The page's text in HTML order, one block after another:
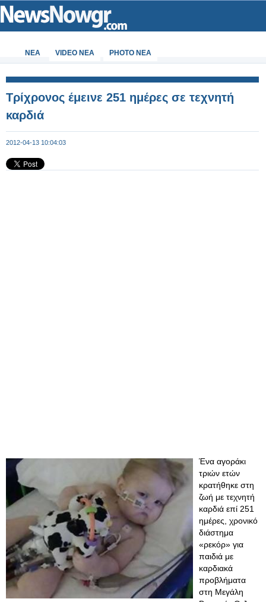
ΝΕΑ VIDEO NEA PHOTO NEA
Τρίχρονος έμεινε 251 ημέρες σε τεχνητή
καρδιά
2012-04-13 10:04:03
Ένα αγοράκι
τριών ετών
κρατήθηκε στη
ζωή με τεχνητή
καρδιά επί 251
ημέρες, χρονικό
διάστημα
«ρεκόρ» για
παιδιά με
καρδιακά
προβλήματα
στη Μεγάλη